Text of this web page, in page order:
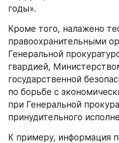
годы».
Кроме того, налажено
правоохранительными
Генеральной
гвардией,
государственной
по борьбе с
при Генеральной
принудительного
К примеру, информация